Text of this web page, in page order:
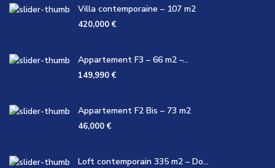
Villa contemporaine – 107 m2
420,000 €
Appartement F3 – 66 m2 –...
149,990 €
Appartement F2 Bis – 73 m2
46,000 €
Loft contemporain 335 m2 – Do...